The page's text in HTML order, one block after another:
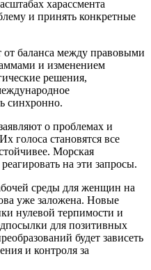
харассмента
и принять конкретные
баланса между правовыми
и изменением
решения,
синхронно.
о проблемах и
голоса становятся все
Морская
на эти запросы.
среды для женщин на
уже заложена. Новые
нулевой терпимости и
для позитивных
будет зависеть
и контроля за